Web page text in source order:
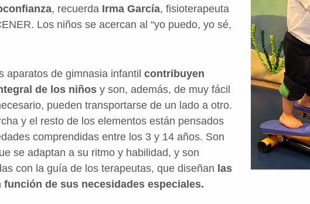
, recuerda Irma García, fisioterapeuta
Los niños se acercan al “yo puedo, yo sé,
aparatos de gimnasia infantil contribuyen
de los niños y son, además, de muy fácil
pueden transportarse de un lado a otro.
y el resto de los elementos están pensados
comprendidas entre los 3 y 14 años. Son
se adaptan a su ritmo y habilidad, y son
con la guía de los terapeutas, que diseñan las
función de sus necesidades especiales.